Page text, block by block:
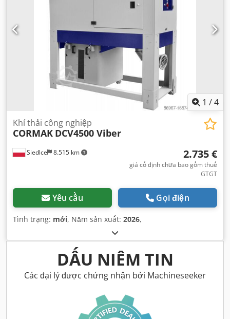
1 /4
Siedlce 8.515 km
Khí thải công nghiệp
CORMAK DCV4500 Viber
2.735 €
giá cố định chưa bao gồm thuế
GTGT
Yêu cầu Gọi điện
Tình trạng: mới, Năm sản xuất: 2026,
DẤU NIÊM TIN
Các đại lý được chứng nhận bởi Machineseeker